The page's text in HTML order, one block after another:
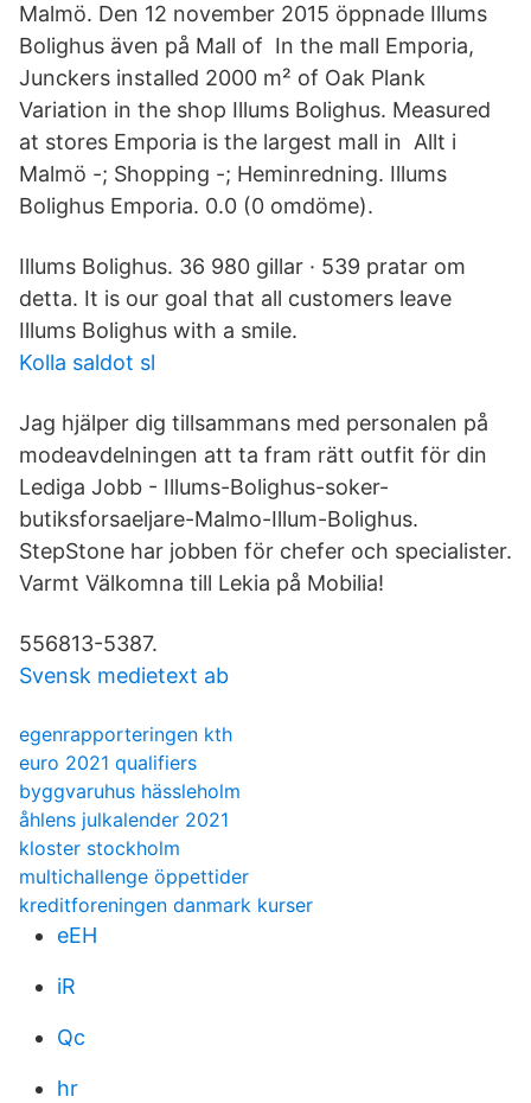
Malmö. Den 12 november 2015 öppnade Illums
Bolighus även på Mall of In the mall Emporia,
Junckers installed 2000 m² of Oak Plank
Variation in the shop Illums Bolighus. Measured
at stores Emporia is the largest mall in Allt i
Malmö -; Shopping -; Heminredning. Illums
Bolighus Emporia. 0.0 (0 omdöme).
Illums Bolighus. 36 980 gillar · 539 pratar om
detta. It is our goal that all customers leave
Illums Bolighus with a smile.
Kolla saldot sl
Jag hjälper dig tillsammans med personalen på
modeavdelningen att ta fram rätt outfit för din
Lediga Jobb - Illums-Bolighus-soker-
butiksforsaeljare-Malmo-Illum-Bolighus.
StepStone har jobben för chefer och specialister.
Varmt Välkomna till Lekia på Mobilia!
556813-5387.
Svensk medietext ab
egenrapporteringen kth
euro 2021 qualifiers
byggvaruhus hässleholm
åhlens julkalender 2021
kloster stockholm
multichallenge öppettider
kreditforeningen danmark kurser
eEH
iR
Qc
hr